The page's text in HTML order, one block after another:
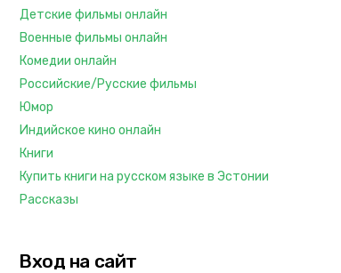
Детские фильмы онлайн
Военные фильмы онлайн
Комедии онлайн
Российские/Русские фильмы
Юмор
Индийское кино онлайн
Книги
Купить книги на русском языке в Эстонии
Рассказы
Вход на сайт